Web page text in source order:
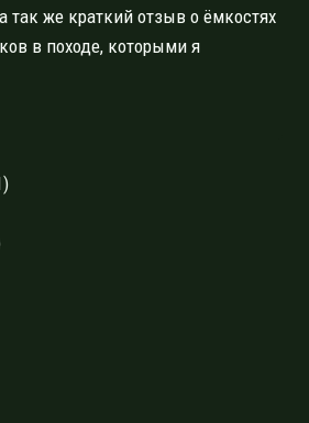
так же краткий отзыв о ёмкостях
в походе, которыми я